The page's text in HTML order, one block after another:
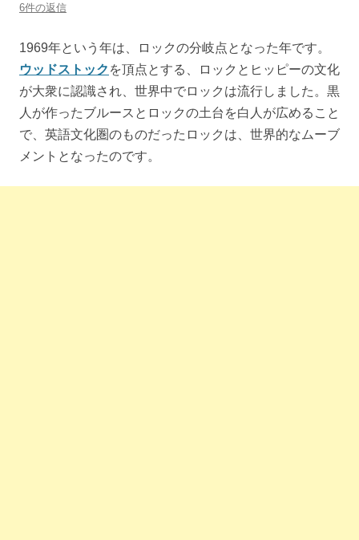
6件の返信
1969年という年は、ロックの分岐点となった年です。
ウッドストック を頂点とする、ロックとヒッピーの文化
が大衆に認識され、世界中でロックは流行しました。黒
人が作ったブルースとロックの土台を白人が広めること
で、英語文化圏のものだったロックは、世界的なムーブ
メントとなったのです。